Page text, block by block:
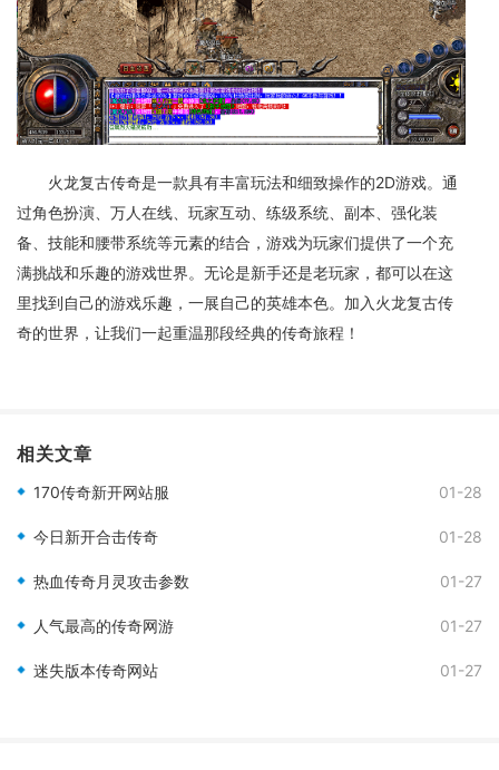
火龙复古传奇是一款具有丰富玩法和细致操作的2D游戏。通
过角色扮演、万人在线、玩家互动、练级系统、副本、强化装
备、技能和腰带系统等元素的结合，游戏为玩家们提供了一个充
满挑战和乐趣的游戏世界。无论是新手还是老玩家，都可以在这
里找到自己的游戏乐趣，一展自己的英雄本色。加入火龙复古传
奇的世界，让我们一起重温那段经典的传奇旅程！
相关文章
170传奇新开网站服 01-28
今日新开合击传奇 01-28
热血传奇月灵攻击参数 01-27
人气最高的传奇网游 01-27
迷失版本传奇网站 01-27